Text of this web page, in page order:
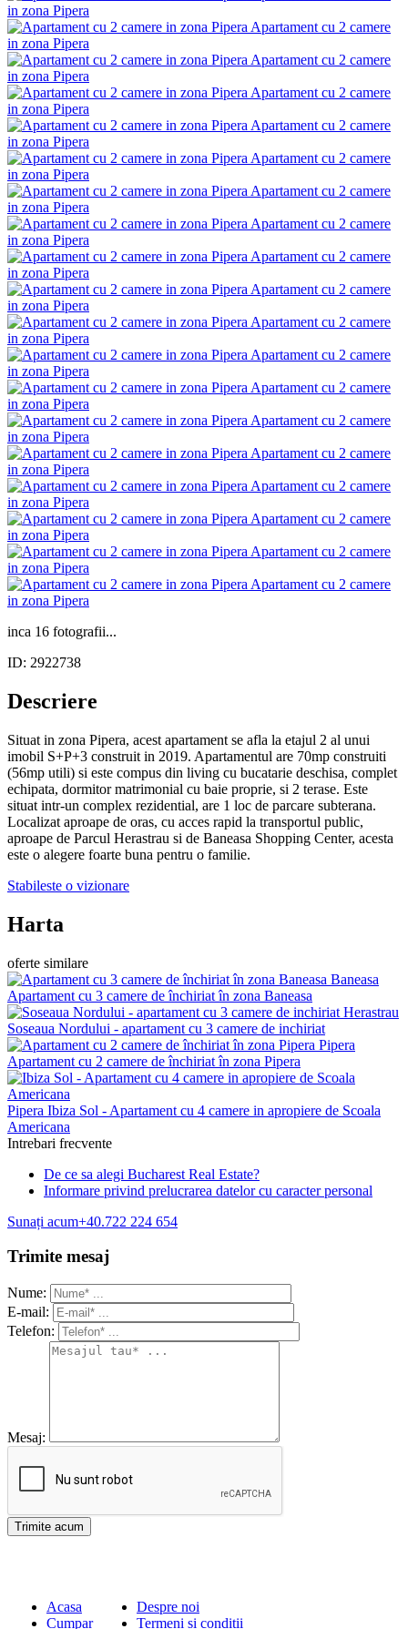
inca 16 fotografii...
ID: 2922738
Descriere
Situat in zona Pipera, acest apartament se afla la etajul 2 al unui
imobil S+P+3 construit in 2019. Apartamentul are 70mp construiti
(56mp utili) si este compus din living cu bucatarie deschisa, complet
echipata, dormitor matrimonial cu baie proprie, si 2 terase. Este
situat intr-un complex rezidential, are 1 loc de parcare subterana.
Localizat aproape de oras, cu acces rapid la transportul public,
aproape de Parcul Herastrau si de Baneasa Shopping Center, acesta
este o alegere foarte buna pentru o familie.
Stabileste o vizionare
Harta
oferte similare
Baneasa
Apartament cu 3 camere de închiriat în zona Baneasa
Herastrau
Soseaua Nordului - apartament cu 3 camere de inchiriat
Pipera
Apartament cu 2 camere de închiriat în zona Pipera
Pipera Ibiza Sol - Apartament cu 4 camere in apropiere de Scoala
Americana
Intrebari frecvente
De ce sa alegi Bucharest Real Estate?
Informare privind prelucrarea datelor cu caracter personal
Sunați acum+40.722 224 654
Trimite mesaj
Nume:
E-mail:
Telefon:
Mesaj:
Acasa
Cumpar
Despre noi
Termeni si conditii